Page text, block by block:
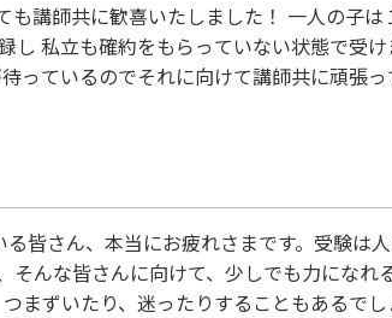
講師共に歓喜いたしました！ 一人の子は
し 私立も確約をもらっていない状態で受
っているのでそれに向けて講師共に頑張っ
皆さん、本当にお疲れさまです。受験は
んな皆さんに向けて、少しでも力になれ
まずいたり、迷ったりすることもあるでし